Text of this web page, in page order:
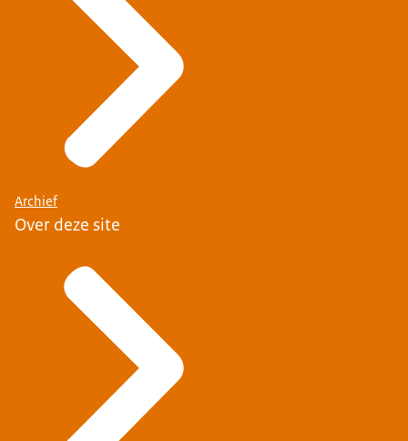
Archief
Over deze site